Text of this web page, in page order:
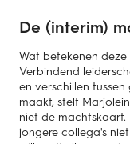
De (interim)
Wat betekenen
Verbindend
en verschillen
maakt, stelt
niet de
jongere collega's